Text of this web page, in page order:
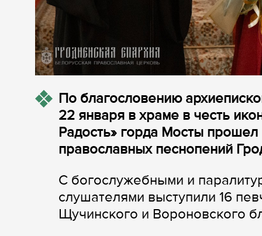
По благословению
22 января в храме в честь
Радость» горда Мосты
православных песнопений
С богослужебными и
слушателями выступили 16
Щучинского и Вороновского